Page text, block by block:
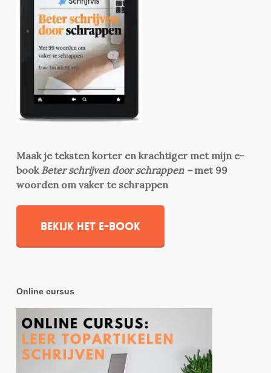
Maak je teksten korter en krachtiger met mijn e-
book Beter schrijven door schrappen –met 99
woorden om vaker te schrappen
Bekijk het e-book
Online cursus